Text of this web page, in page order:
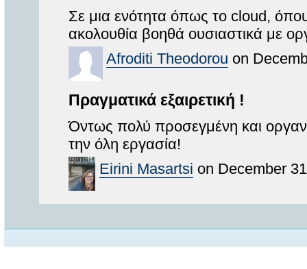
Σε μια ενότητα όπως το cloud, όπου
ακολουθία βοηθά ουσιαστικά με
Afroditi Theodorou on
Πραγματικά εξαιρετική !
Όντως πολύ προσεγμένη και
την όλη εργασία!
Eirini Masartsi on December